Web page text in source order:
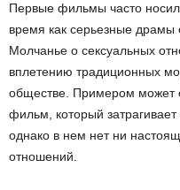
Первые фильмы часто
время как серьезные драмы
Молчанье о сексуальных
вплетению традиционных
обществе. Примером может
фильм, который
однако в нем нет ни
отношений.